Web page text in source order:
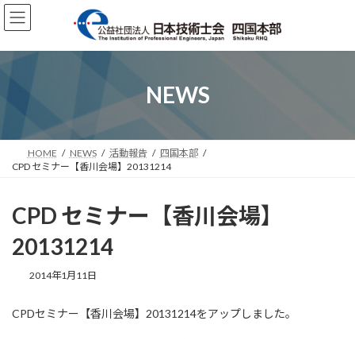
コ
ン
ン
ナ
ビ
ー
NEWS
HOME NEWS 活動報告
四国本部
CPD セミナー【香川会場】20131214
CPD セミナー【香川会場】
20131214
2014年1月11日
CPDセミナー【香川会場】20131214をアップしました。